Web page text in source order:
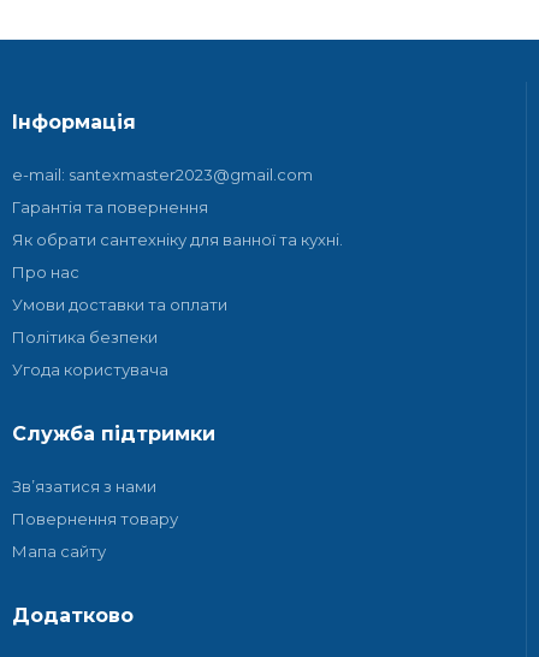
Інформація
e-mail: santexmaster2023@gmail.com
Гарантія та повернення
Як обрати сантехніку для ванної та кухні.
Про нас
Умови доставки та оплати
Політика безпеки
Угода користувача
Служба підтримки
Зв’язатися з нами
Повернення товару
Мапа сайту
Додатково